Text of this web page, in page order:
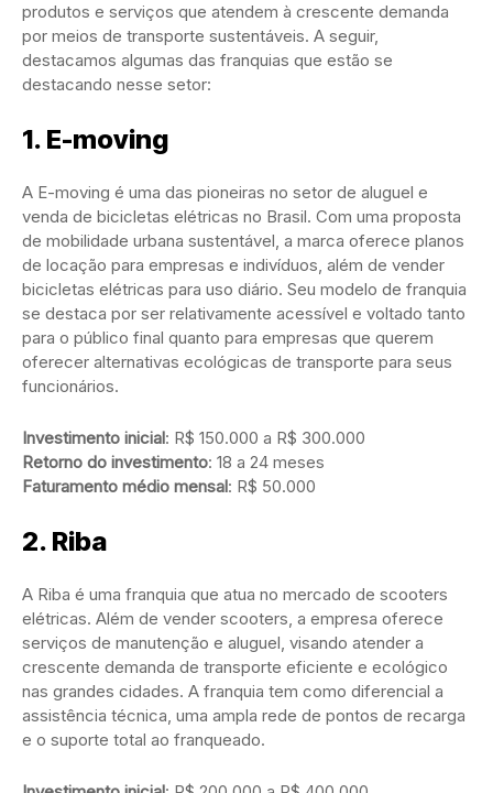
produtos e serviços que atendem à crescente demanda
por meios de transporte sustentáveis. A seguir,
destacamos algumas das franquias que estão se
destacando nesse setor:
1. E-moving
A E-moving é uma das pioneiras no setor de aluguel e
venda de bicicletas elétricas no Brasil. Com uma proposta
de mobilidade urbana sustentável, a marca oferece planos
de locação para empresas e indivíduos, além de vender
bicicletas elétricas para uso diário. Seu modelo de franquia
se destaca por ser relativamente acessível e voltado tanto
para o público final quanto para empresas que querem
oferecer alternativas ecológicas de transporte para seus
funcionários.
Investimento inicial: R$ 150.000 a R$ 300.000
Retorno do investimento: 18 a 24 meses
Faturamento médio mensal: R$ 50.000
2. Riba
A Riba é uma franquia que atua no mercado de scooters
elétricas. Além de vender scooters, a empresa oferece
serviços de manutenção e aluguel, visando atender a
crescente demanda de transporte eficiente e ecológico
nas grandes cidades. A franquia tem como diferencial a
assistência técnica, uma ampla rede de pontos de recarga
e o suporte total ao franqueado.